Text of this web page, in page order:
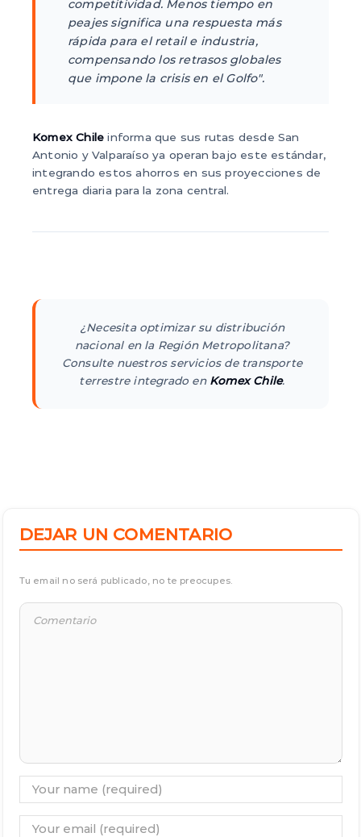
competitividad. Menos tiempo en
peajes significa una respuesta más
rápida para el retail e industria,
compensando los retrasos globales
que impone la crisis en el Golfo".
Komex Chile informa que sus rutas desde San
Antonio y Valparaíso ya operan bajo este estándar,
integrando estos ahorros en sus proyecciones de
entrega diaria para la zona central.
¿Necesita optimizar su distribución
nacional en la Región Metropolitana?
Consulte nuestros servicios de transporte
terrestre integrado en Komex Chile.
DEJAR UN COMENTARIO
Tu email no será publicado, no te preocupes.